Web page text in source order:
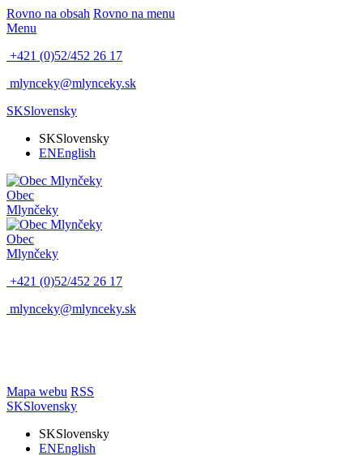
Rovno na obsah Rovno na menu
Menu
+421 (0)52/452 26 17
mlynceky@mlynceky.sk
SKSlovensky
SKSlovensky
ENEnglish
Obec
Mlynčeky
Obec
Mlynčeky
+421 (0)52/452 26 17
mlynceky@mlynceky.sk
Mapa webu RSS
SKSlovensky
SKSlovensky
ENEnglish